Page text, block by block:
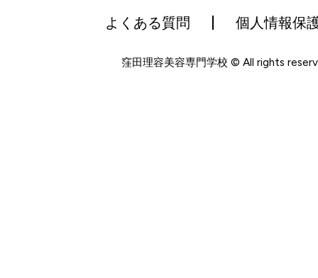
よくある質問 個人情報保
窪田理容美容専門学校 © All rights